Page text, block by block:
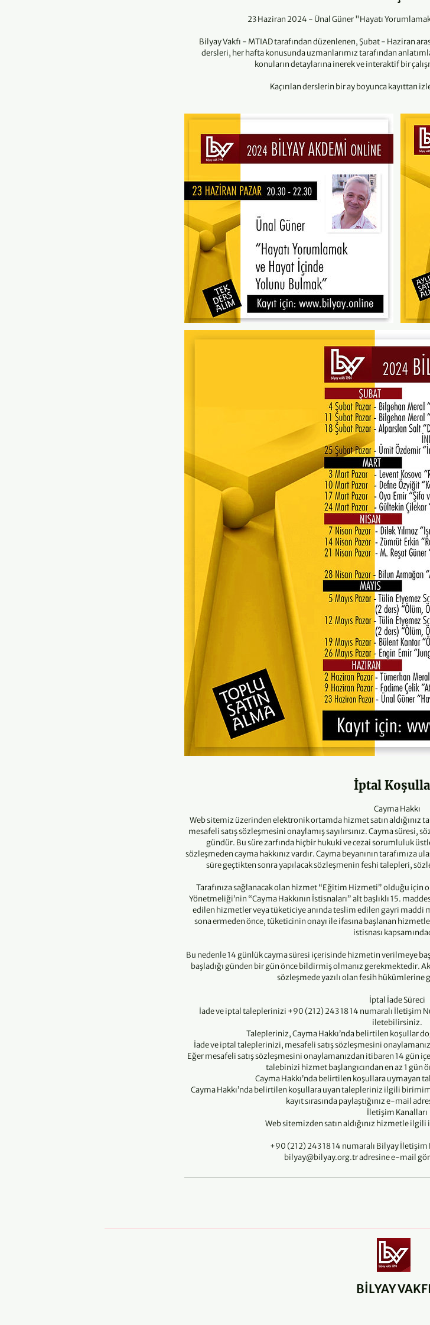
d
23 Haziran 2024 - Ünal Güner "Hayatı
Bilyay Vakfı - MTIAD tarafından düzenlenen, Şubat - Haziran
dersleri, her hafta konusunda uzmanlarımız tarafından
konuların detaylarına inerek ve interaktif bir
Kaçırılan derslerin bir ay boyunca kayıttan
İptal
Cayma Hakkı
Web sitemiz üzerinden elektronik ortamda hizmet satın
mesafeli satış sözleşmesini onaylamış sayılırsınız. Cayma süresi,
gündür. Bu süre zarfında hiçbir hukuki ve cezai sorumluluk
sözleşmeden cayma hakkınız vardır. Cayma beyanının tarafımıza
süre geçtikten sonra yapılacak sözleşmenin feshi talepleri,
Tarafınıza sağlanacak olan hizmet “Eğitim Hizmeti” olduğu için
Yönetmeliği’nin “Cayma Hakkının İstisnaları” alt başlıklı 15.
edilen hizmetler veya tüketiciye anında teslim edilen gayri maddi
sona ermeden önce, tüketicinin onayı ile ifasına başlanan
istisnası
Bu nedenle 14 günlük cayma süresi içerisinde hizmetin verilmeye
başladığı günden bir gün önce bildirmiş olmanız gerekmektedir.
sözleşmede yazılı olan fesih hükümlerine
İptal İade Süreci
İade ve iptal taleplerinizi +90 (212) 243 18 14 numaralı İletişim
iletebilirsiniz.
Talepleriniz, Cayma Hakkı’nda belirtilen koşullar
İade ve iptal taleplerinizi, mesafeli satış sözleşmesini
Eğer mesafeli satış sözleşmesini onaylamanızdan itibaren 14 gün
talebinizi hizmet başlangıcından en az 1 gün
Cayma Hakkı’nda belirtilen koşullara uymayan
Cayma Hakkı’nda belirtilen koşullara uyan talepleriniz ilgili
kayıt sırasında paylaştığınız e-mail
İletişim Kanalları
Web sitemizden satın aldığınız hizmetle
+90 (212) 243 18 14 numaralı Bilyay İletişim
bilyay@bilyay.org.tr adresine e-mail
BİLYAY VAKFI